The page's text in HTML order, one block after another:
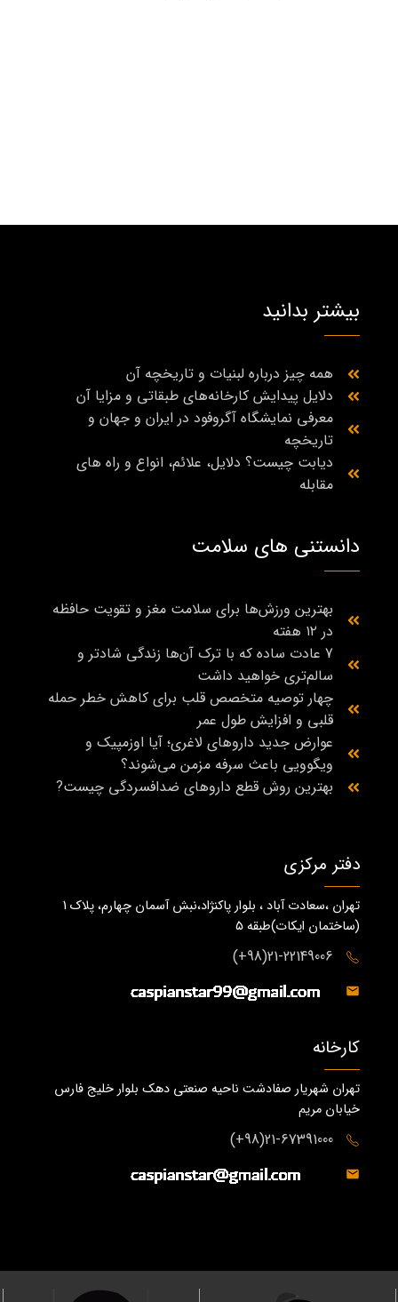
بیشتر بدانید
همه چیز درباره لبنیات و تاریخچه آن
دلایل پیدایش کارخانه‌های طبقاتی و مزایا آن
معرفی نمایشگاه آگروفود در ایران و جهان و
تاریخچه
دیابت چیست؟ دلایل، علائم، انواع و راه‌ های
مقابله
دانستنی های سلامت
بهترین ورزش‌ها برای سلامت مغز و تقویت حافظه
در ۱۲ هفته
7 عادت ساده که با ترک آن‌ها زندگی شادتر و
سالم‌تری خواهید داشت
چهار توصیه متخصص قلب برای کاهش خطر حمله
قلبی و افزایش طول عمر
عوارض جدید داروهای لاغری؛ آیا اوزمپیک و
ویگوویی باعث سرفه مزمن می‌شوند؟
بهترین روش قطع داروهای ضدافسردگی چیست?
دفتر مرکزی
تهران ،سعادت آباد ، بلوار پاکنژاد،نبش آسمان چهارم، پلاک 1
(ساختمان ايكات)طبقه ٥
21-22149006(98+)
کارخانه
تهران شهریار صفادشت ناحیه صنعتی دهک بلوار خلیج فارس
خیابان مریم
21-67391000(98+)